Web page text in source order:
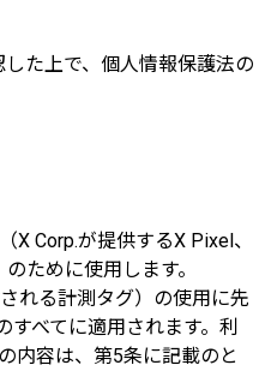
た上で、個人情報保護法の
Corp.が提供するX Pixel、
ために使用します。
れる計測タグ）の使用に先
べてに適用されます。利
内容は、第5条に記載のと